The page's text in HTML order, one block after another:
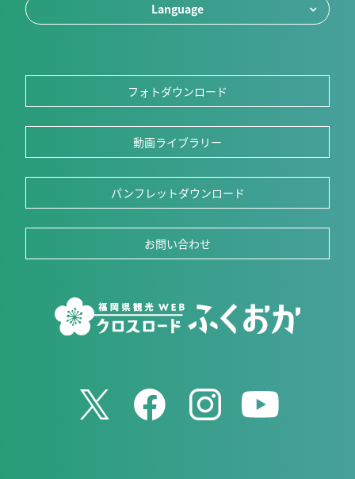
Language
フォトダウンロード
動画ライブラリー
パンフレットダウンロード
お問い合わせ